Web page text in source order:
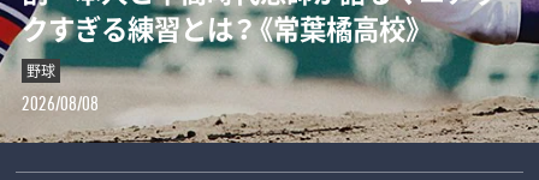
ンタビュー】
サッカー
2026/08/08
クすぎる練習とは？《常葉橘高校》
野球
2026/08/08
の真実》
野球
2026/08/07
した」《スペシャル対談》
野球
2026/08/06